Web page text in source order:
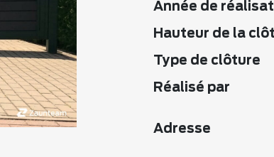
Année de
Hauteur de la
Type de clôture
Réalisé par
Adresse